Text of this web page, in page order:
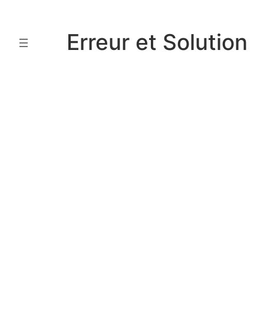
contenu
Erreur et Solution